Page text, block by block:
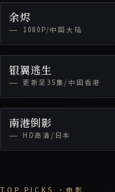
余烬
1080P/中国大陆
银翼逃生
更新至35集/中国香港
南港倒影
HD高清/日本